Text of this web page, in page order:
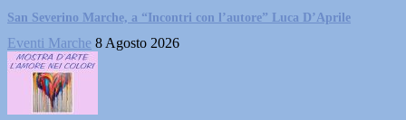
San Severino Marche, a “Incontri con l’autore” Luca D’Aprile
Eventi Marche 8 Agosto 2026